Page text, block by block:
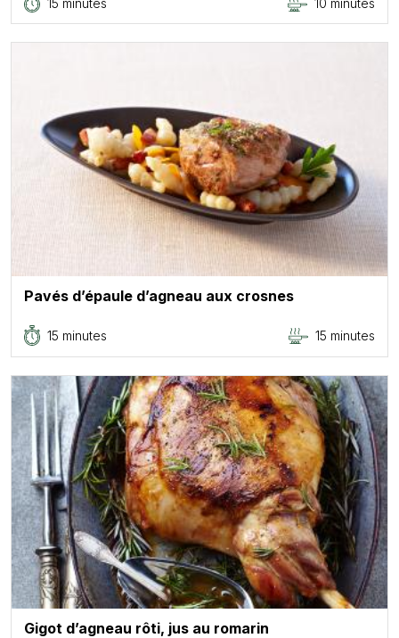
Pavés d’épaule d’agneau aux crosnes
15 minutes 15 minutes
Gigot d’agneau rôti, jus au romarin